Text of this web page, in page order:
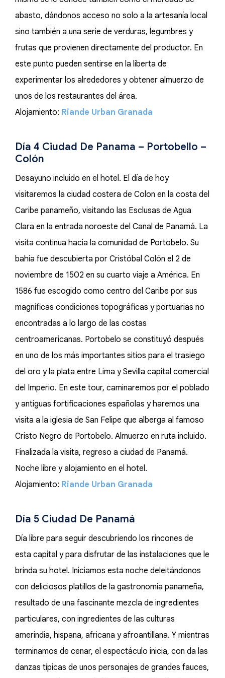
abasto, dándonos acceso no solo a la artesanía local
sino también a una serie de verduras, legumbres y
frutas que provienen directamente del productor. En
este punto pueden sentirse en la liberta de
experimentar los alrededores y obtener almuerzo de
unos de los restaurantes del área.
Alojamiento: Riande Urban Granada
Día 4 Ciudad De Panama – Portobello –
Colón
Desayuno incluido en el hotel. El día de hoy
visitaremos la ciudad costera de Colon en la costa del
Caribe panameño, visitando las Esclusas de Agua
Clara en la entrada noroeste del Canal de Panamá. La
visita continua hacia la comunidad de Portobelo. Su
bahía fue descubierta por Cristóbal Colón el 2 de
noviembre de 1502 en su cuarto viaje a América. En
1586 fue escogido como centro del Caribe por sus
magníficas condiciones topográficas y portuarias no
encontradas a lo largo de las costas
centroamericanas. Portobelo se constituyó después
en uno de los más importantes sitios para el trasiego
del oro y la plata entre Lima y Sevilla capital comercial
del Imperio. En este tour, caminaremos por el poblado
y antiguas fortificaciones españolas y haremos una
visita a la iglesia de San Felipe que alberga al famoso
Cristo Negro de Portobelo. Almuerzo en ruta incluido.
Finalizada la visita, regreso a ciudad de Panamá.
Noche libre y alojamiento en el hotel.
Alojamiento: Riande Urban Granada
Día 5 Ciudad De Panamá
Día libre para seguir descubriendo los rincones de
esta capital y para disfrutar de las instalaciones que le
brinda su hotel. Iniciamos esta noche deleitándonos
con deliciosos platillos de la gastronomía panameña,
resultado de una fascinante mezcla de ingredientes
particulares, con ingredientes de las culturas
amerindia, hispana, africana y afroantillana. Y mientras
terminamos de cenar, el espectáculo inicia, con da las
danzas típicas de unos personajes de grandes fauces,